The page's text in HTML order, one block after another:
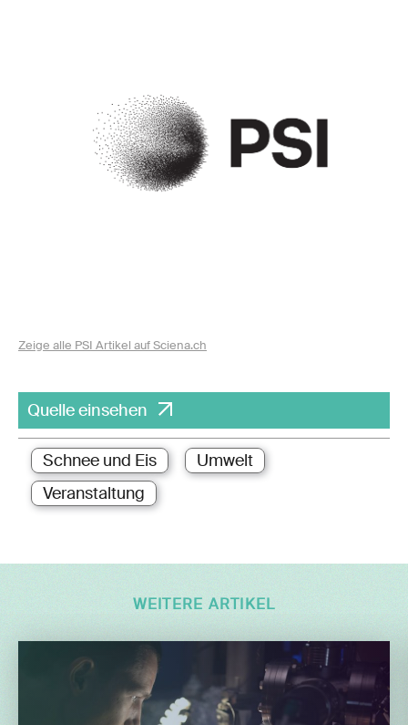
Zeige alle PSI Artikel auf Sciena.ch
Quelle einsehen
Schnee und Eis
Umwelt
Veranstaltung
WEITERE ARTIKEL